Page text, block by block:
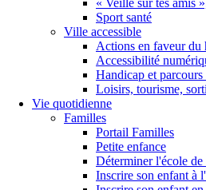
« Veille sur tes amis
Sport santé
Ville accessible
Actions en faveur du
Accessibilité
Handicap et parcours
Loisirs, tourisme,
Vie quotidienne
Familles
Portail Familles
Petite enfance
Déterminer l'école de
Inscrire son enfant à